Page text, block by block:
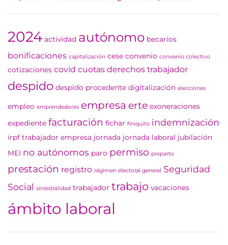
2024 actividad autónomo becarios
bonificaciones capitalización cese convenio convenio colectivo
cotizaciones covid cuotas derechos trabajador
despido despido procedente digitalización elecciones
empleo emprendedores empresa erte exoneraciones
expediente facturación fichar finiquito indemnización
irpf trabajador empresa jornada jornada laboral jubilación
MEI no autónomos paro permiso preparto
prestación registro régimen electoral general
Seguridad
Social siniestralidad trabajador trabajo vacaciones
ámbito laboral